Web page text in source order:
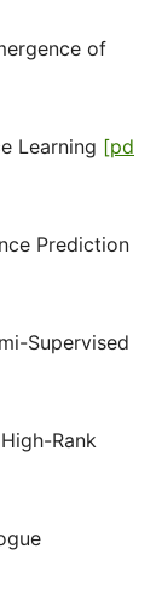
of
Learning [pd
Prediction
Supervised
Rank